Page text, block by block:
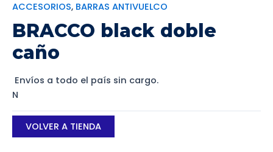
ACCESORIOS, BARRAS ANTIVUELCO
BRACCO black doble
caño
Envíos a todo el país sin cargo.
N
VOLVER A TIENDA